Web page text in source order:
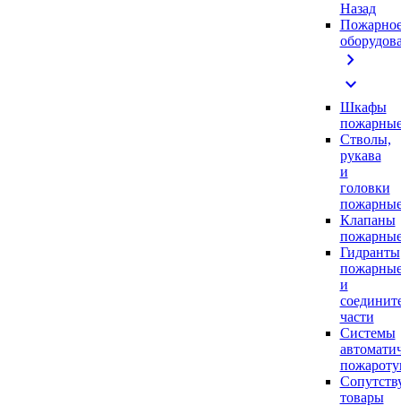
Назад
chevron_right
expand_more
Шкафы
Стволы,
рукава
и
головки
Клапаны
Гидранты
и
части
Системы
товары